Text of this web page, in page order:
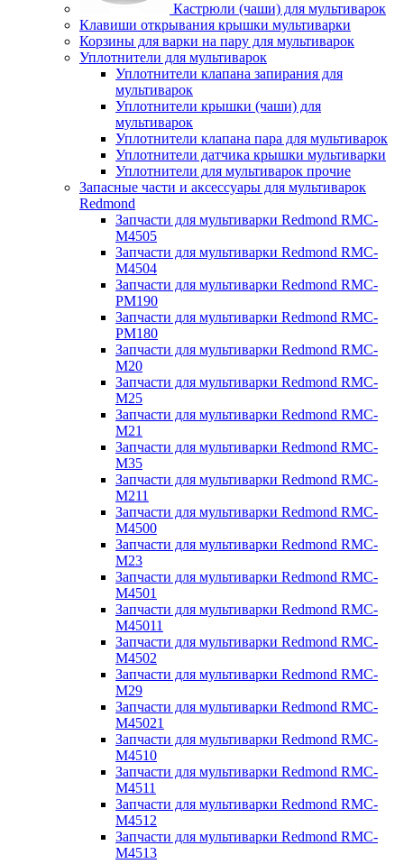
Кастрюли (чаши) для мультиварок
Клавиши открывания крышки мультиварки
Корзины для варки на пару для мультиварок
Уплотнители для мультиварок
Уплотнители клапана запирания для
мультиварок
Уплотнители крышки (чаши) для
мультиварок
Уплотнители клапана пара для мультиварок
Уплотнители датчика крышки мультиварки
Уплотнители для мультиварок прочие
Запасные части и аксессуары для мультиварок
Redmond
Запчасти для мультиварки Redmond RMC-
M4505
Запчасти для мультиварки Redmond RMC-
M4504
Запчасти для мультиварки Redmond RMC-
PM190
Запчасти для мультиварки Redmond RMC-
PM180
Запчасти для мультиварки Redmond RMC-
M20
Запчасти для мультиварки Redmond RMC-
M25
Запчасти для мультиварки Redmond RMC-
M21
Запчасти для мультиварки Redmond RMC-
M35
Запчасти для мультиварки Redmond RMC-
M211
Запчасти для мультиварки Redmond RMC-
M4500
Запчасти для мультиварки Redmond RMC-
M23
Запчасти для мультиварки Redmond RMC-
M4501
Запчасти для мультиварки Redmond RMC-
M45011
Запчасти для мультиварки Redmond RMC-
M4502
Запчасти для мультиварки Redmond RMC-
M29
Запчасти для мультиварки Redmond RMC-
M45021
Запчасти для мультиварки Redmond RMC-
M4510
Запчасти для мультиварки Redmond RMC-
M4511
Запчасти для мультиварки Redmond RMC-
M4512
Запчасти для мультиварки Redmond RMC-
M4513